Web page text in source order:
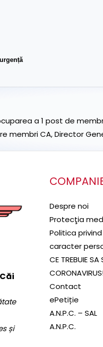
a 1 post de
membri CA, Director
și
Despre noi
Protecţia
Politica
caracter
CE TREBUIE SA
Contact
ePetiție
A.N.P.C. – SAL
A.N.P.C.